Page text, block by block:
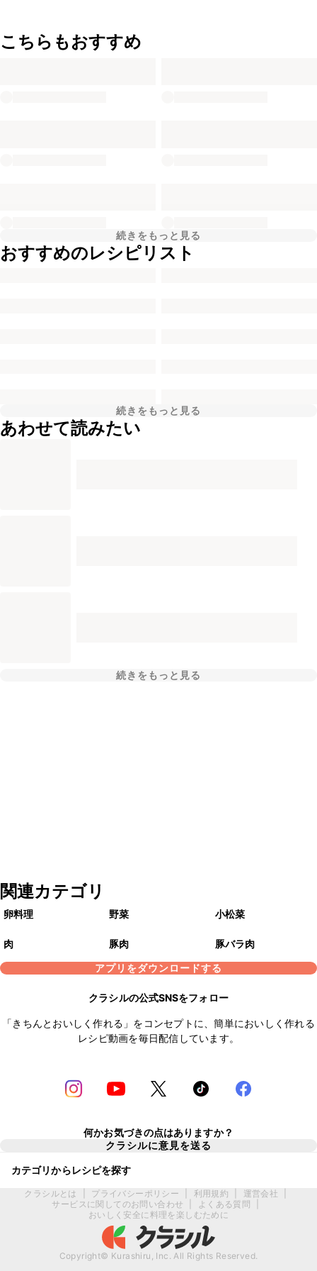
こちらもおすすめ
続きをもっと見る
おすすめのレシピリスト
続きをもっと見る
あわせて読みたい
続きをもっと見る
関連カテゴリ
卵料理 野菜 小松菜
肉 豚肉
豚バラ肉
アプリをダウンロードする
クラシルの公式SNSをフォロー
「きちんとおいしく作れる」をコンセプトに、簡単においしく作れる
レシピ動画を毎日配信しています。
何かお気づきの点はありますか？
クラシルに意見を送る
カテゴリからレシピを探す
クラシルとは プライバシーポリシー 利用規約 運営会社
サービスに関してのお問い合わせ
よくある質問
おいしく安全に料理を楽しむために
Copyright© Kurashiru, Inc. All Rights Reserved.